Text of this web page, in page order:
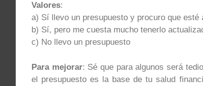
Valores:
a) Sí llevo un presupuesto y procuro que
b) Sí, pero me cuesta mucho tenerlo
c) No llevo un presupuesto
Para mejorar: Sé que para algunos será
el presupuesto es la base de tu salud